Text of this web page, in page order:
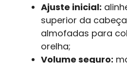
Ajuste inicial:
superior da
almofadas para
orelha;
Volume seguro: